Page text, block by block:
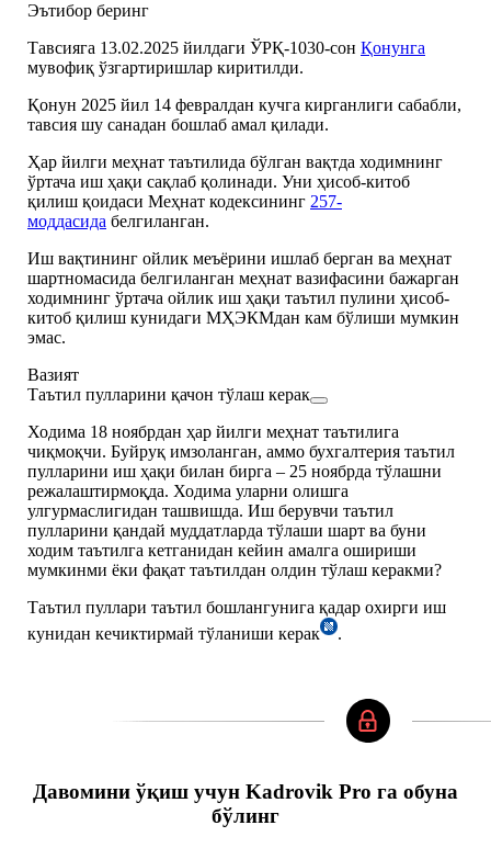
Эътибор беринг
Тавсияга 13.02.2025 йилдаги ЎРҚ-1030-сон Қонунга
мувофиқ ўзгартиришлар киритилди.
Қонун 2025 йил 14 февралдан кучга кирганлиги сабабли,
тавсия шу санадан бошлаб амал қилади.
Ҳар йилги меҳнат таътилида бўлган вақтда ходимнинг
ўртача иш ҳақи сақлаб қолинади. Уни ҳисоб-китоб
қилиш қоидаси Меҳнат кодексининг 257-
моддасида белгиланган.
Иш вақтининг ойлик меъёрини ишлаб берган ва меҳнат
шартномасида белгиланган меҳнат вазифасини бажарган
ходимнинг ўртача ойлик иш ҳақи таътил пулини ҳисоб-
китоб қилиш кунидаги МҲЭКМдан кам бўлиши мумкин
эмас.
Вазият
Таътил пулларини қачон тўлаш керак
Ходима 18 ноябрдан ҳар йилги меҳнат таътилига
чиқмоқчи. Буйруқ имзоланган, аммо бухгалтерия таътил
пулларини иш ҳақи билан бирга – 25 ноябрда тўлашни
режалаштирмоқда. Ходима уларни олишга
улгурмаслигидан ташвишда. Иш берувчи таътил
пулларини қандай муддатларда тўлаши шарт ва буни
ходим таътилга кетганидан кейин амалга ошириши
мумкинми ёки фақат таътилдан олдин тўлаш керакми?
Таътил пуллари таътил бошлангунига қадар охирги иш
кунидан кечиктирмай тўланиши керак
.
Давомини ўқиш учун Kadrovik Pro га обуна
бўлинг